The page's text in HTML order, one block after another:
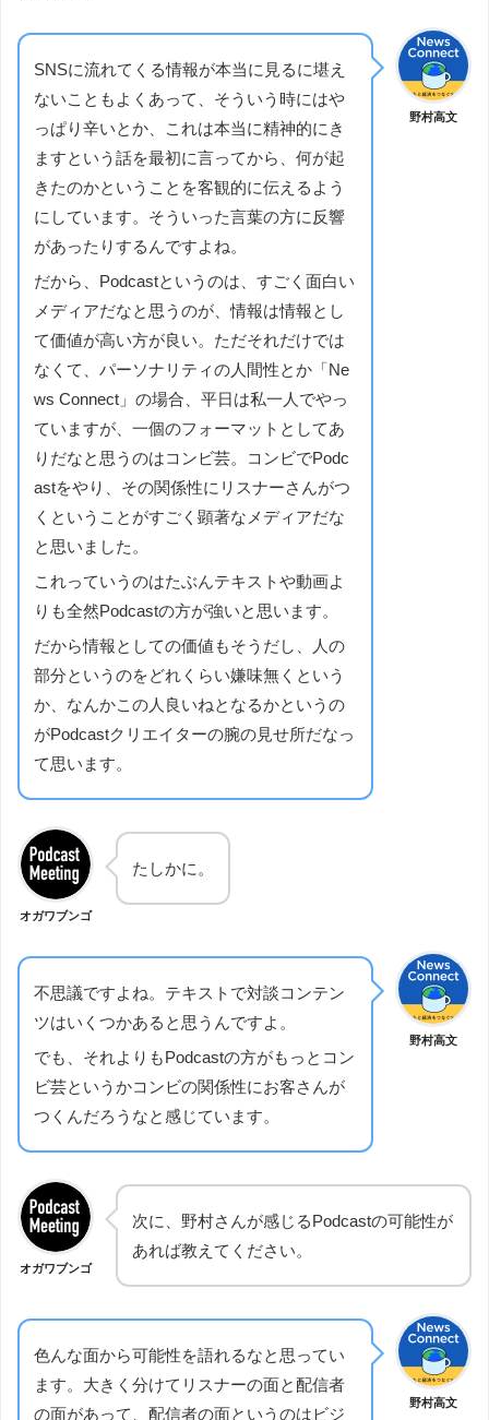
野村高文
SNSに流れてくる情報が本当に見るに堪え
ないこともよくあって、そういう時にはや
っぱり辛いとか、これは本当に精神的にき
ますという話を最初に言ってから、何が起
きたのかということを客観的に伝えるよう
にしています。そういった言葉の方に反響
があったりするんですよね。
だから、Podcastというのは、すごく面白い
メディアだなと思うのが、情報は情報とし
て価値が高い方が良い。ただそれだけでは
なくて、パーソナリティの人間性とか「Ne
ws Connect」の場合、平日は私一人でやっ
ていますが、一個のフォーマットとしてあ
りだなと思うのはコンビ芸。コンビでPodc
astをやり、その関係性にリスナーさんがつ
くということがすごく顕著なメディアだな
と思いました。
これっていうのはたぶんテキストや動画よ
りも全然Podcastの方が強いと思います。
だから情報としての価値もそうだし、人の
部分というのをどれくらい嫌味無くという
か、なんかこの人良いねとなるかというの
がPodcastクリエイターの腕の見せ所だなっ
て思います。
オガワブンゴ
たしかに。
野村高文
不思議ですよね。テキストで対談コンテン
ツはいくつかあると思うんですよ。
でも、それよりもPodcastの方がもっとコン
ビ芸というかコンビの関係性にお客さんが
つくんだろうなと感じています。
オガワブンゴ
次に、野村さんが感じるPodcastの可能性が
あれば教えてください。
野村高文
色んな面から可能性を語れるなと思ってい
ます。大きく分けてリスナーの面と配信者
の面があって、配信者の面というのはビジ